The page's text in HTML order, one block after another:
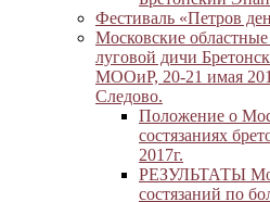
Фестиваль «Петров
Московские
луговой дичи
МООиР, 20-21 имая
Следово.
Положение о
состязаниях
2017г.
РЕЗУЛЬТАТЫ
состязаний по